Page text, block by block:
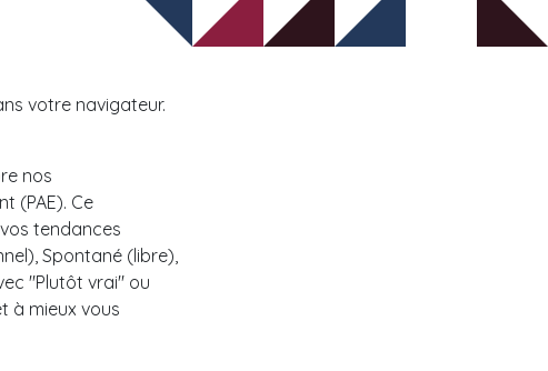
votre navigateur.
nos
(PAE). Ce
tendances
Spontané (libre),
"Plutôt vrai" ou
à mieux vous